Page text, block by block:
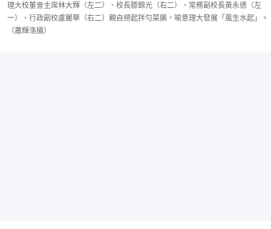
理大校董會主席林大輝（左二）、校長滕錦光（右二）、常務副校長黃永德（左
一）、行政副校盧麗華（右二）親自撈起拌勻菜餚，喻意理大發展「風生水起」。
（蕭輝浩攝）